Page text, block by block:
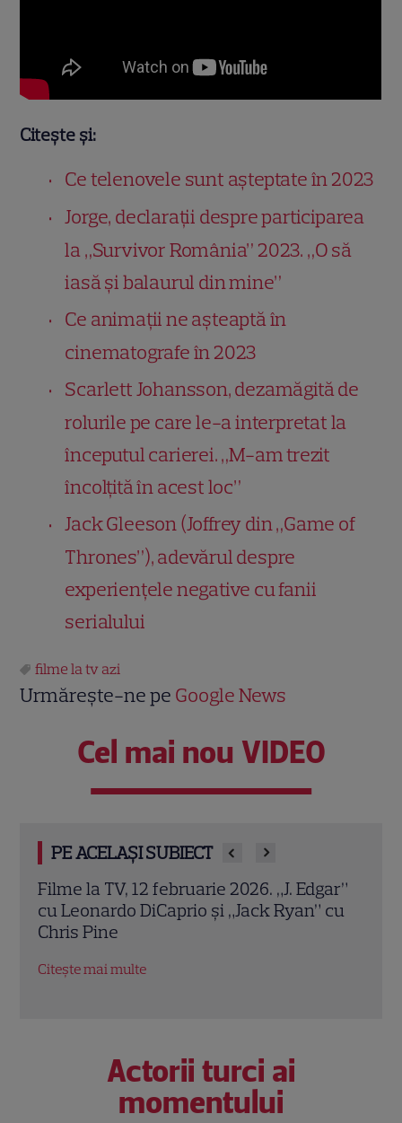
Citește și:
Ce telenovele sunt așteptate în 2023
Jorge, declarații despre participarea
la „Survivor România” 2023. „O să
iasă și balaurul din mine”
Ce animații ne așteaptă în
cinematografe în 2023
Scarlett Johansson, dezamăgită de
rolurile pe care le-a interpretat la
începutul carierei. „M-am trezit
încolțită în acest loc”
Jack Gleeson (Joffrey din „Game of
Thrones”), adevărul despre
experiențele negative cu fanii
serialului
filme la tv azi
Urmărește-ne pe Google News
Cel mai nou VIDEO
PE ACELAȘI SUBIECT
Filme la TV, 12 februarie 2026. „J. Edgar”
cu Leonardo DiCaprio și „Jack Ryan” cu
Chris Pine
Citește mai multe
Actorii turci ai
momentului